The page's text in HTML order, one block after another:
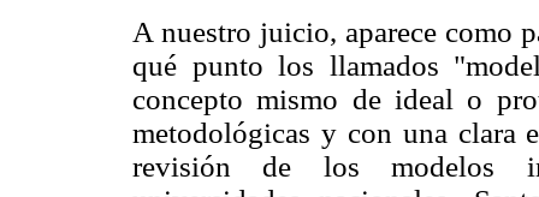
A nuestro juicio, aparece como
qué punto los llamados
concepto mismo de ideal o
metodológicas y con una clara
revisión de los modelos